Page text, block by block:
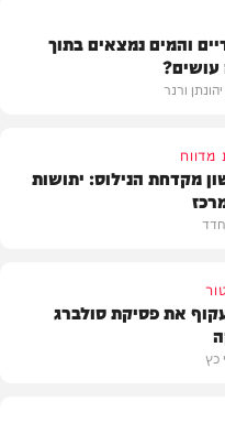
והמים נמצאים בתוך
עושים?
ורנר
מקדחת הנילוס: יתושות
את פסיקת סולברג
כץ